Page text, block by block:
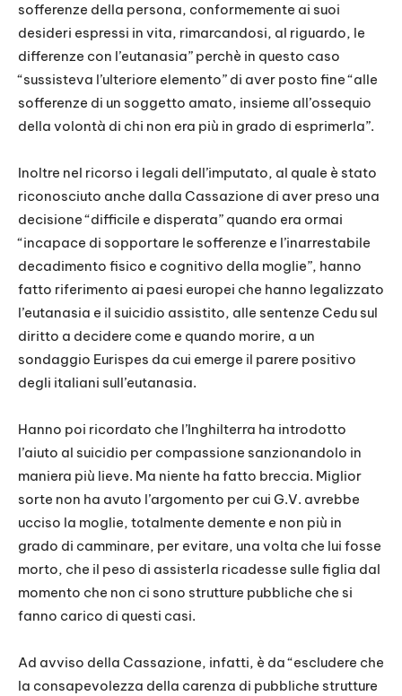
sofferenze della persona, conformemente ai suoi
desideri espressi in vita, rimarcandosi, al riguardo, le
differenze con l’eutanasia” perchè in questo caso
“sussisteva l’ulteriore elemento” di aver posto fine “alle
sofferenze di un soggetto amato, insieme all’ossequio
della volontà di chi non era più in grado di esprimerla”.
Inoltre nel ricorso i legali dell’imputato, al quale è stato
riconosciuto anche dalla Cassazione di aver preso una
decisione “difficile e disperata” quando era ormai
“incapace di sopportare le sofferenze e l’inarrestabile
decadimento fisico e cognitivo della moglie”, hanno
fatto riferimento ai paesi europei che hanno legalizzato
l’eutanasia e il suicidio assistito, alle sentenze Cedu sul
diritto a decidere come e quando morire, a un
sondaggio Eurispes da cui emerge il parere positivo
degli italiani sull’eutanasia.
Hanno poi ricordato che l’Inghilterra ha introdotto
l’aiuto al suicidio per compassione sanzionandolo in
maniera più lieve. Ma niente ha fatto breccia. Miglior
sorte non ha avuto l’argomento per cui G.V. avrebbe
ucciso la moglie, totalmente demente e non più in
grado di camminare, per evitare, una volta che lui fosse
morto, che il peso di assisterla ricadesse sulle figlia dal
momento che non ci sono strutture pubbliche che si
fanno carico di questi casi.
Ad avviso della Cassazione, infatti, è da “escludere che
la consapevolezza della carenza di pubbliche strutture